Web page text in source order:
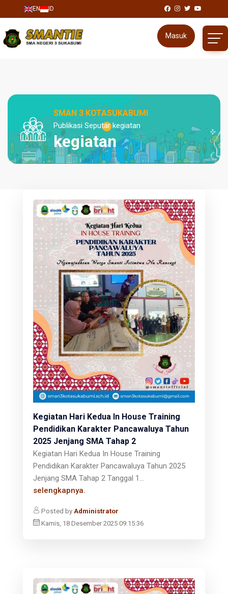
EN ID
Masuk
SMAN 3 KOTASUKABUMI
Publikasi Seputar kegiatan
kegiatan
Kegiatan Hari Kedua In House Training
Pendidikan Karakter Pancawaluya Tahun
2025 Jenjang SMA Tahap 2
Kegiatan Hari Kedua In House Training
Pendidikan Karakter Pancawaluya Tahun 2025
Jenjang SMA Tahap 2 Tanggal 1...
selengkapnya.
Posted by Administrator
Kamis, 18 Desember 2025 09:15:36